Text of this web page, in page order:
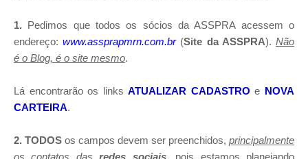
1. Pedimos que todos os sócios da ASSPRA acessem o
endereço:www.assprapmrn.com.br(Site da ASSPRA).Não
é o Blog, é o site mesmo.
Lá encontrarão os linksATUALIZAR CADASTRO e NOVA
CARTEIRA.
2. TODOS os campos devem ser preenchidos, principalmente